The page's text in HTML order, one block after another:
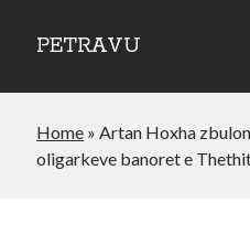
PETRAVU
Sidebar
Bank
Credit Cards
Home »Artan Hoxha
oligarkeve banoret e